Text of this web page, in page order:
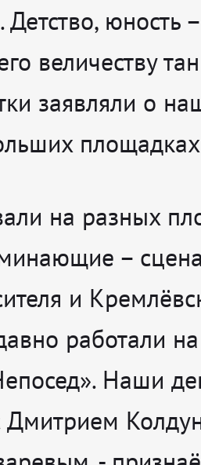
юность
величеству
заявляли о
на разных
–
и
работали
Наши
Дмитрием